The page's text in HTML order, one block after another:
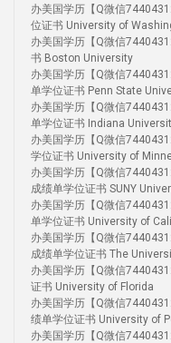
办美国学历【Q微信
位证书 University of
办美国学历【Q微信
书 Boston University
办美国学历【Q微信
单学位证书 Penn State
办美国学历【Q微信
单学位证书 Indiana
办美国学历【Q微信
学位证书 University of
办美国学历【Q微信
成绩单学位证书 SUNY
办美国学历【Q微信
单学位证书 University of
办美国学历【Q微信
成绩单学位证书 The
办美国学历【Q微信
证书 University of Florida
办美国学历【Q微信
绩单学位证书 University of
办美国学历【Q微信